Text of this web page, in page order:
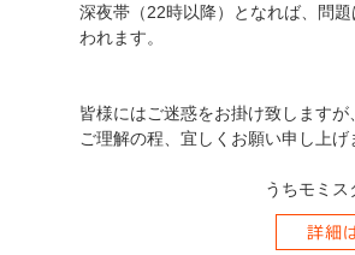
深夜帯（22時以降）となれば、問
われます。
皆様にはご迷惑をお掛け致しますが、
ご理解の程、宜しくお願い申し上げ
うちモミスタッ